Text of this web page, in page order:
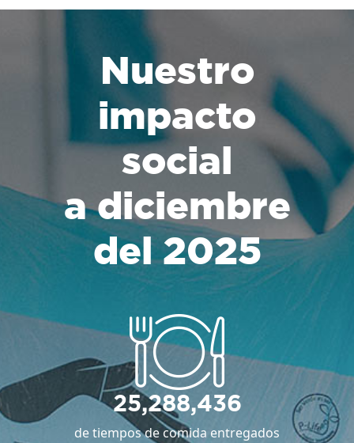
Nuestro
impacto
social
a diciembre
del 2025
25,288,436
de tiempos de comida entregados